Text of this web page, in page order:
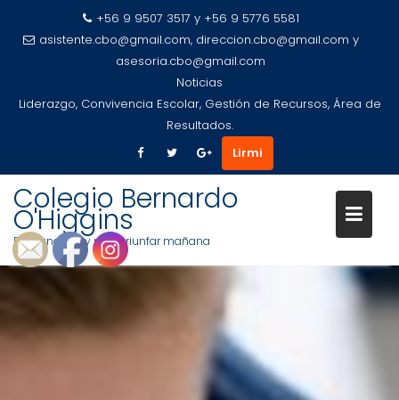
+56 9 9507 3517 y +56 9 5776 5581
asistente.cbo@gmail.com, direccion.cbo@gmail.com y
asesoria.cbo@gmail.com
Noticias
Liderazgo, Convivencia Escolar, Gestión de Recursos, Área de
Resultados.
Lirmi
Colegio Bernardo
O'Higgins
Educando hoy para triunfar mañana